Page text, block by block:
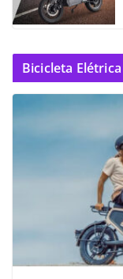
Bicicleta Elétrica